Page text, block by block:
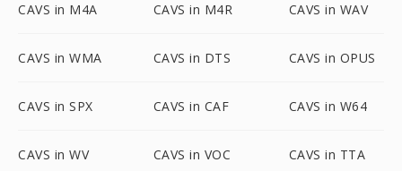
CAVS in M4A CAVS in M4R CAVS in WAV
CAVS in WMA CAVS in DTS CAVS in OPUS
CAVS in SPX CAVS in CAF CAVS in W64
CAVS in WV CAVS in VOC CAVS in TTA